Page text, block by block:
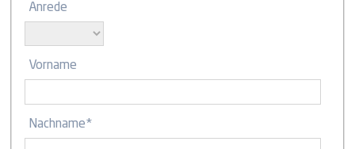
Anrede
Vorname
Nachname*